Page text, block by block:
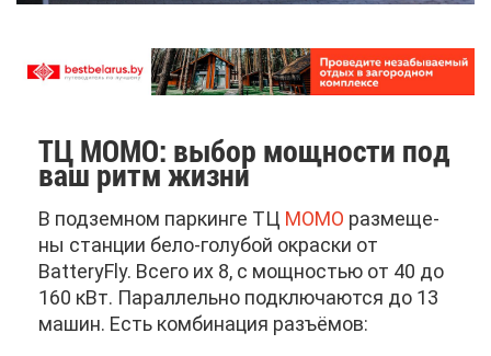
ТЦ MOMO: вы­бор мощ­но­сти под
ваш ритм жиз­ни
В под­зем­ном пар­кин­ге ТЦ МО­МО раз­ме­ще­
ны стан­ции бе­ло-го­лу­бой окрас­ки от
BatteryFly. Все­го их 8, с мощ­но­стью от 40 до
160 кВт. Па­рал­лель­но под­клю­ча­ют­ся до 13
ма­шин. Есть ком­би­на­ция разъ­ёмов: